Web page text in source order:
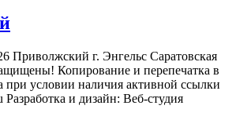
Приволжский г. Энгельс Саратовская
Копирование и перепечатка в
при условии наличия активной ссылки
и дизайн: Веб-студия